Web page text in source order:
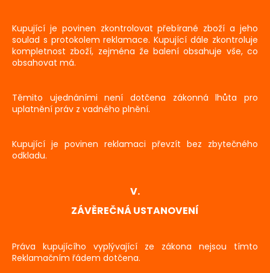
Kupující je povinen zkontrolovat přebírané zboží a jeho
soulad s protokolem reklamace. Kupující dále zkontroluje
kompletnost zboží, zejména že balení obsahuje vše, co
obsahovat má.
Těmito ujednáními není dotčena zákonná lhůta pro
uplatnění práv z vadného plnění.
Kupující je povinen reklamaci převzít bez zbytečného
odkladu.
V.
ZÁVĚREČNÁ USTANOVENÍ
Práva kupujícího vyplývající ze zákona nejsou tímto
Reklamačním řádem dotčena.